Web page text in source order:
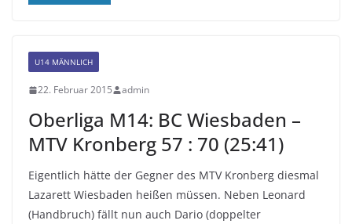
U14 MÄNNLICH
22. Februar 2015 admin
Oberliga M14: BC Wiesbaden –
MTV Kronberg 57 : 70 (25:41)
Eigentlich hätte der Gegner des MTV Kronberg diesmal
Lazarett Wiesbaden heißen müssen. Neben Leonard
(Handbruch) fällt nun auch Dario (doppelter